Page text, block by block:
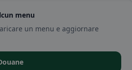
menu
un menu e aggiornare